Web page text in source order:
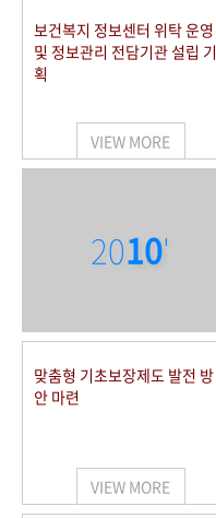
보건복지 정보센터 위탁 운영
및 정보관리 전담기관 설립 기
획
VIEW MORE
2010'
맞춤형 기초보장제도 발전 방
안 마련
VIEW MORE